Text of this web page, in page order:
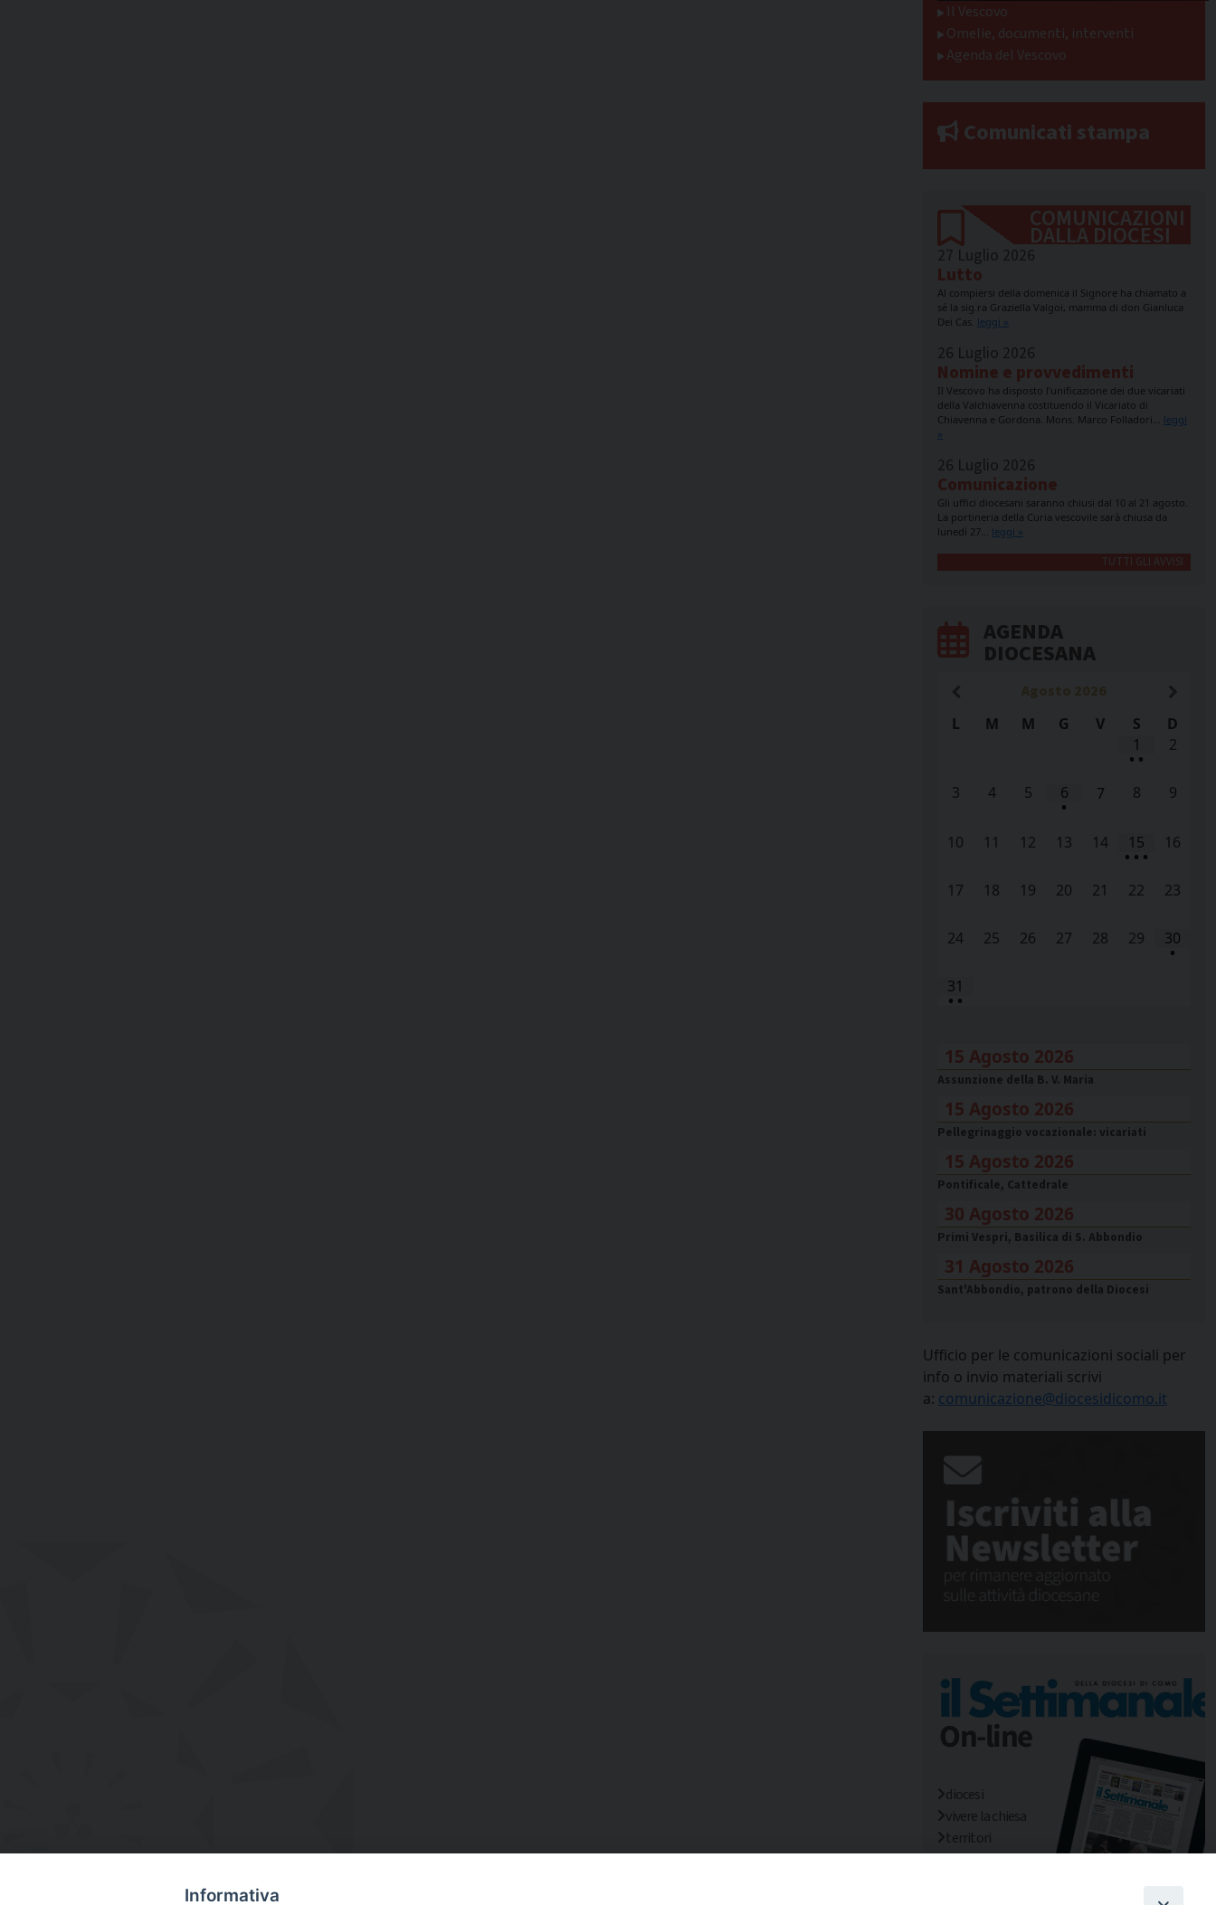
Il Vescovo
Omelie, documenti, interventi
Agenda del Vescovo
Comunicati stampa
COMUNICAZIONI
DALLA DIOCESI
27 Luglio 2026
Lutto
Al compiersi della domenica il Signore ha chiamato a
sé la sig.ra Graziella Valgoi, mamma di don Gianluca
Dei Cas. leggi »
26 Luglio 2026
Nomine e provvedimenti
Il Vescovo ha disposto l’unificazione dei due vicariati
della Valchiavenna costituendo il Vicariato di
Chiavenna e Gordona. Mons. Marco Folladori… leggi
»
26 Luglio 2026
Comunicazione
Gli uffici diocesani saranno chiusi dal 10 al 21 agosto.
La portineria della Curia vescovile sarà chiusa da
lunedì 27… leggi »
TUTTI GLI AVVISI
AGENDA
DIOCESANA
L
M M G V S
D
1
• •
2
3 4 5 6
•
7 8 9
10 11 12 13 14 15
• • •
16
17 18 19 20 21 22 23
24 25 26 27 28 29 30
•
31
• •
15 Agosto 2026
Assunzione della B. V. Maria
15 Agosto 2026
Pellegrinaggio vocazionale: vicariati
15 Agosto 2026
Pontificale, Cattedrale
30 Agosto 2026
Primi Vespri, Basilica di S. Abbondio
31 Agosto 2026
Sant'Abbondio, patrono della Diocesi
Ufficio per le comunicazioni sociali per
info o invio materiali scrivi
a: comunicazione@diocesidicomo.it
diocesi
vivere la chiesa
territori
mondo/missioni
Informativa